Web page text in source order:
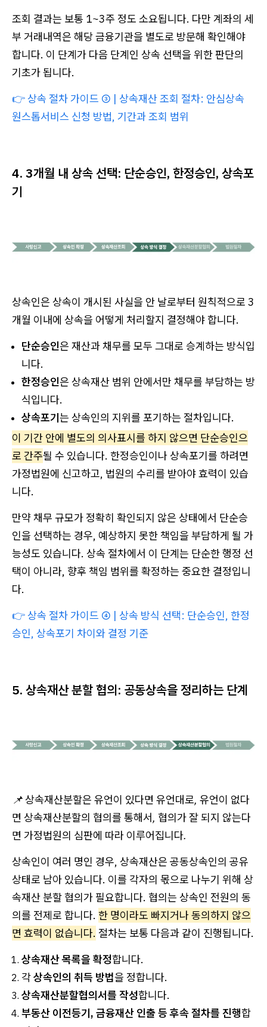
조회 결과는 보통 1~3주 정도 소요됩니다. 다만 계좌의 세
부 거래내역은 해당 금융기관을 별도로 방문해 확인해야
합니다. 이 단계가 다음 단계인 상속 선택을 위한 판단의
기초가 됩니다.
👉상속 절차 가이드 ③ | 상속재산 조회 절차: 안심상속
원스톱서비스 신청 방법, 기간과 조회 범위
4. 3개월 내 상속 선택: 단순승인, 한정승인, 상속포
기
상속인은 상속이 개시된 사실을 안 날로부터 원칙적으로 3
개월 이내에 상속을 어떻게 처리할지 결정해야 합니다.
단순승인은 재산과 채무를 모두 그대로 승계하는 방식입
니다.
한정승인은 상속재산 범위 안에서만 채무를 부담하는 방
식입니다.
상속포기는 상속인의 지위를 포기하는 절차입니다.
이 기간 안에 별도의 의사표시를 하지 않으면 단순승인으
로 간주될 수 있습니다. 한정승인이나 상속포기를 하려면
가정법원에 신고하고, 법원의 수리를 받아야 효력이 있습
니다.
만약 채무 규모가 정확히 확인되지 않은 상태에서 단순승
인을 선택하는 경우, 예상하지 못한 책임을 부담하게 될 가
능성도 있습니다. 상속 절차에서 이 단계는 단순한 행정 선
택이 아니라, 향후 책임 범위를 확정하는 중요한 결정입니
다.
👉상속 절차 가이드 ④ | 상속 방식 선택: 단순승인, 한정
승인, 상속포기 차이와 결정 기준
5. 상속재산 분할 협의: 공동상속을 정리하는 단계
📌 상속재산분할은 유언이 있다면 유언대로, 유언이 없다
면 상속재산분할의 협의를 통해서, 협의가 잘 되지 않는다
면 가정법원의 심판에 따라 이루어집니다.
상속인이 여러 명인 경우, 상속재산은 공동상속인의 공유
상태로 남아 있습니다. 이를 각자의 몫으로 나누기 위해 상
속재산 분할 협의가 필요합니다. 협의는 상속인 전원의 동
의를 전제로 합니다. 한 명이라도 빠지거나 동의하지 않으
면 효력이 없습니다. 절차는 보통 다음과 같이 진행됩니다.
상속재산 목록을 확정합니다.
각상속인의 취득 방법을 정합니다.
상속재산분할협의서를 작성합니다.
부동산 이전등기, 금융재산 인출 등 후속 절차를 진행합